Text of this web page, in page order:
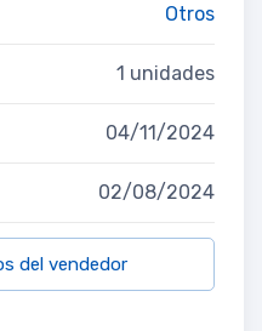
Otros
1 unidades
04/11/2024
02/08/2024
del vendedor